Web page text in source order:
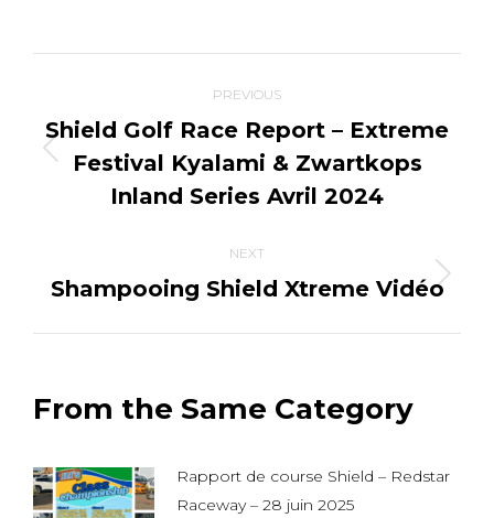
navigation
PREVIOUS
Previous
post:
Shield Golf Race Report – Extreme
Festival Kyalami & Zwartkops
Inland Series Avril 2024
NEXT
Next
Shampooing Shield Xtreme Vidéo
From the Same Category
Rapport de course Shield – Redstar
Raceway – 28 juin 2025